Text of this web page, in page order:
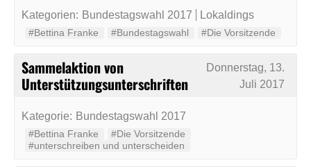
Kategorien: Bundestagswahl 2017 Lokaldings
#Bettina Franke #Bundestagswahl #Die Vorsitzende
Sammelaktion von
Unterstützungsunterschriften
Donnerstag, 13.
Juli 2017
Kategorie: Bundestagswahl 2017
#Bettina Franke
#Die Vorsitzende
#unterschreiben und unterscheiden